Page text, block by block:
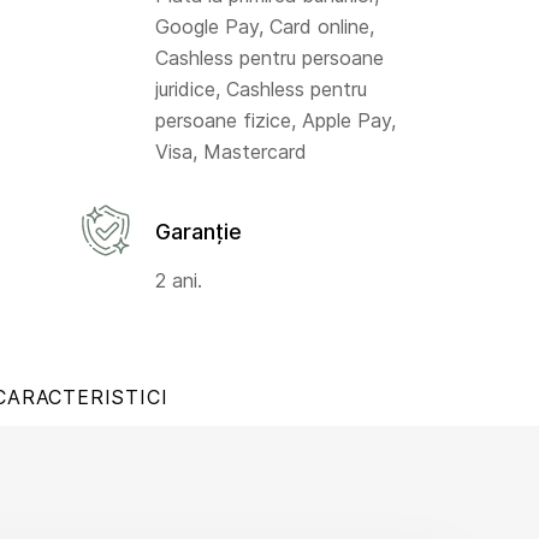
Google Pay, Card online,
Cashless pentru persoane
juridice, Cashless pentru
persoane fizice, Apple Pay,
Visa, Mastercard
Garanție
2 ani.